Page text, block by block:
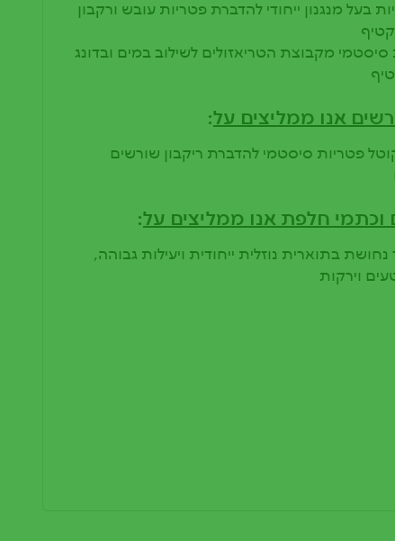
בעל מנגנון ייחודי להדברת פטריות עובש ורקבון
סיסטמי מקבוצת הטריאזולים לשילוב במים ובדונג
אנו ממליצים על:
פטריות סיסטמי להדברת ריקבון שורשים
וכתמי חלפת אנו ממליצים על:
בתוארית נוזלית ייחודית ויעילות גבוהה,
וירקות